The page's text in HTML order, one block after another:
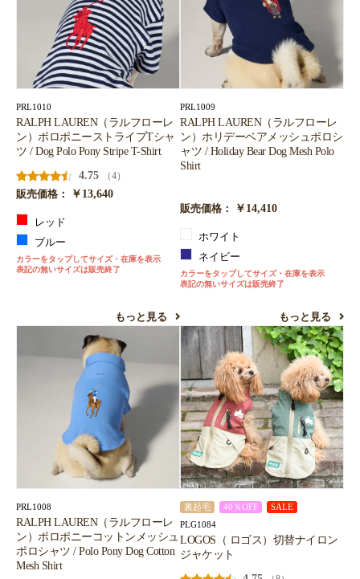
PRL1010
RALPH LAUREN（ラルフローレ
ン）ポロポニーストライプTシャ
ツ / Dog Polo Pony Stripe T-Shirt
4.75
（4）
販売価格：
￥13,640
レッド
ブルー
カラーをタップしてサイズ・在庫を表示
表記の無いサイズは販売終了
もっと見る
PRL1009
RALPH LAUREN（ラルフローレ
ン）ホリデーベアメッシュポロシ
ャツ / Holiday Bear Dog Mesh Polo
Shirt
販売価格： ￥14,410
ホワイト
ネイビー
カラーをタップしてサイズ・在庫を表示
表記の無いサイズは販売終了
もっと見る
PRL1008
RALPH LAUREN（ラルフローレ
ン）ポロポニーコットンメッシュ
ポロシャツ / Polo Pony Dog Cotton
Mesh Shirt
裏起毛 40％OFF SALE
PLG1084
LOGOS（ ロゴス）切替ナイロン
ジャケット